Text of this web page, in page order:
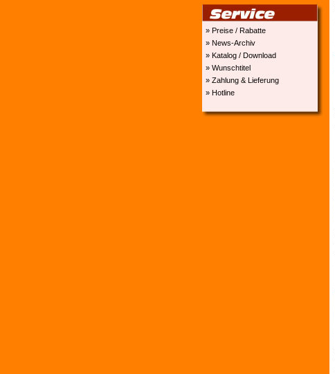
» Preise / Rabatte
» News-Archiv
» Katalog / Download
» Wunschtitel
» Zahlung & Lieferung
» Hotline